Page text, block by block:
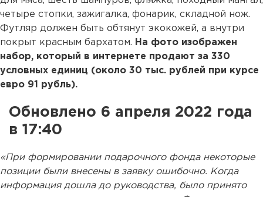
четыре стопки, зажигалка, фонарик, складной нож.
Футляр должен быть обтянут экокожей, а внутри
покрыт красным бархатом. На фото изображен
набор, который в интернете продают за 330
условных единиц (около 30 тыс. рублей при курсе
евро 91 рубль).
Обновлено 6 апреля 2022 года
в 17:40
«При формировании подарочного фонда некоторые
позиции были внесены в заявку ошибочно. Когда
информация дошла до руководства, было принято